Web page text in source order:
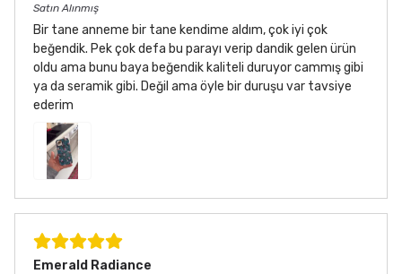
Satın Alınmış
Bir tane anneme bir tane kendime aldım, çok iyi çok
beğendik. Pek çok defa bu parayı verip dandik gelen ürün
oldu ama bunu baya beğendik kaliteli duruyor cammış gibi
ya da seramik gibi. Değil ama öyle bir duruşu var tavsiye
ederim
Emerald Radiance